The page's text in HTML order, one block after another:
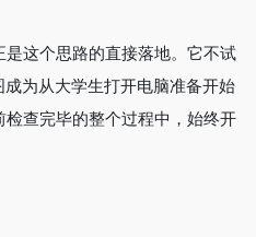
这个思路的直接落地。它不试
为从大学生打开电脑准备开始
查完毕的整个过程中，始终开